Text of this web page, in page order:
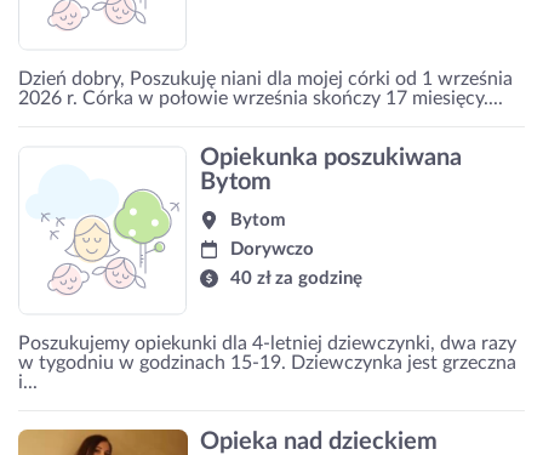
Dzień dobry, Poszukuję niani dla mojej córki od 1 września
2026 r. Córka w połowie września skończy 17 miesięcy....
Opiekunka poszukiwana
Bytom
Bytom
Dorywczo
40 zł za godzinę
Poszukujemy opiekunki dla 4-letniej dziewczynki, dwa razy
w tygodniu w godzinach 15-19. Dziewczynka jest grzeczna
i...
Opieka nad dzieckiem